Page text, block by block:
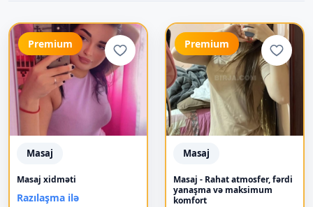
Premium
Masaj
Masaj xidməti
Razılaşma ilə
Premium
Masaj
Masaj - Rahat atmosfer, fərdi
yanaşma və maksimum
komfort